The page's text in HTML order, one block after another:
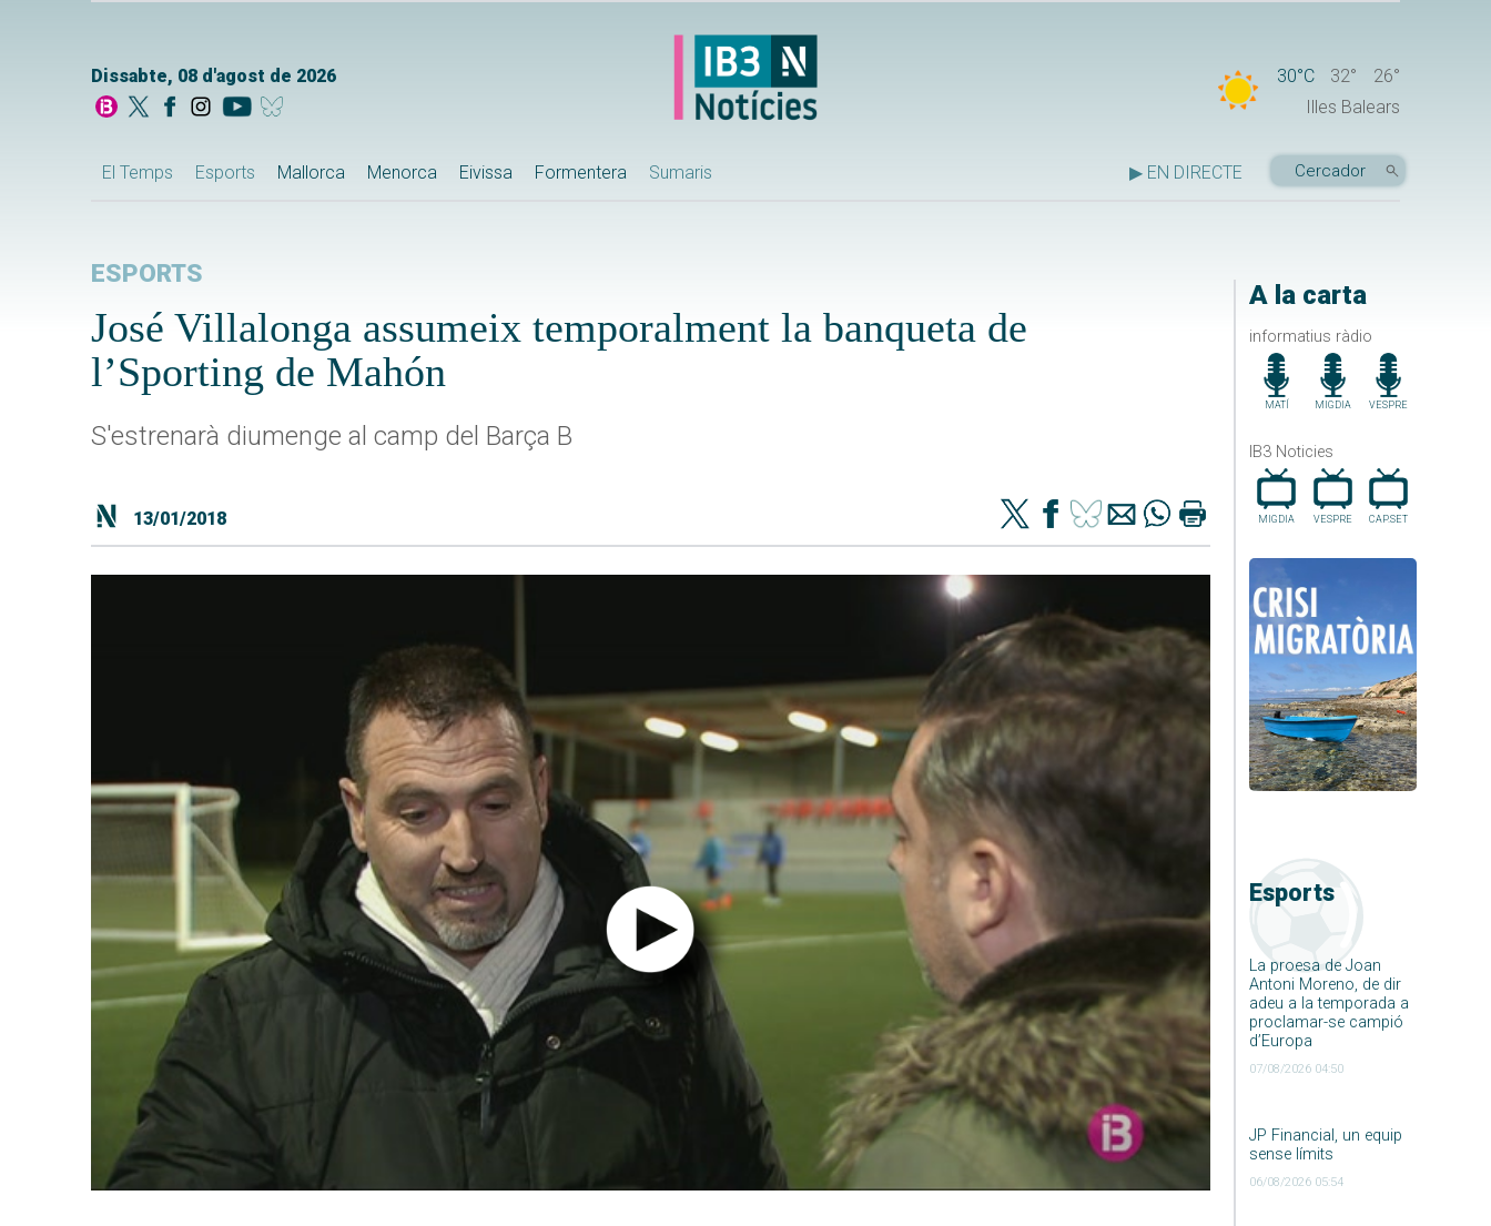
Dissabte, 08 d'agost de 2026 30°C 32°
26°
Illes Balears
El Temps Esports Mallorca Menorca Eivissa Formentera Sumaris ▶ EN DIRECTE
A la carta
informatius ràdio
MATÍ MIGDIA VESPRE
IB3 Noticies
MIGDIA VESPRE CAP.SET
Esports
La proesa de Joan
Antoni Moreno, de dir
adeu a la temporada a
proclamar-se campió
d’Europa
07/08/2026 04:50
JP Financial, un equip
sense límits
06/08/2026 05:54
ESPORTS
José Villalonga assumeix temporalment la banqueta de
l’Sporting de Mahón
S'estrenarà diumenge al camp del Barça B
13/01/2018